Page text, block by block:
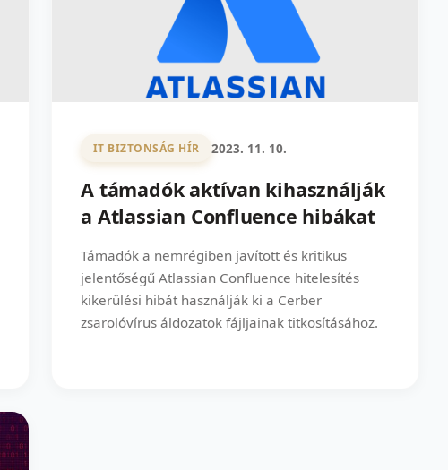
IT BIZTONSÁG HÍR 2023. 11. 10.
A támadók aktívan kihasználják
a Atlassian Confluence hibákat
Támadók a nemrégiben javított és kritikus
jelentőségű Atlassian Confluence hitelesítés
kikerülési hibát használják ki a Cerber
zsarolóvírus áldozatok fájljainak titkosításához.